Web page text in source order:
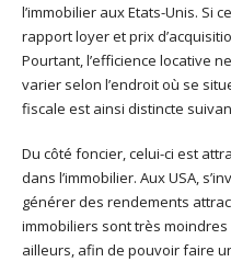
l’immobilier aux Etats-Unis. Si
rapport loyer et prix
Pourtant, l’efficience locative
varier selon l’endroit où se
fiscale est ainsi distincte
Du côté foncier, celui-ci est
dans l’immobilier. Aux USA,
générer des rendements
immobiliers sont très
ailleurs, afin de pouvoir faire